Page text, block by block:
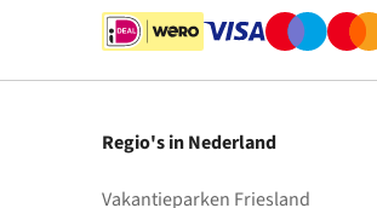
Regio's in Nederland
Vakantieparken Friesland